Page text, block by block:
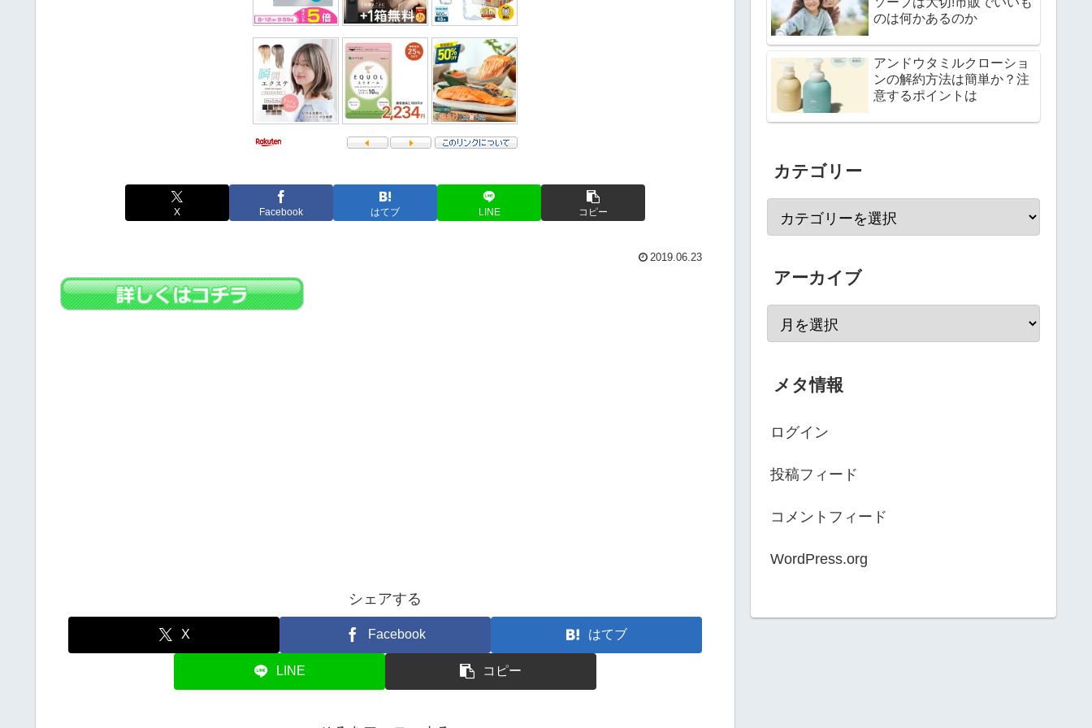
X Facebook はてブ LINE コピー
2019.06.23
シェアする
X Facebook はてブ
LINE コピー
のは何かあるのか
アンドウタミルクローショ
ンの解約方法は簡単か？注
意するポイントは
カテゴリー
アーカイブ
メタ情報
ログイン
投稿フィード
コメントフィード
WordPress.org